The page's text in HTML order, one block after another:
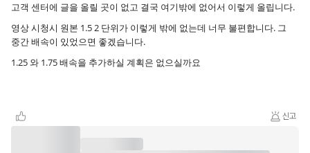
고객 센터에 글을 올릴 곳이 없고 결국 여기밖에 없어서 이렇게 올립니다.
영상 시청시 원본 1.5 2 단위가 이렇게 밖에 없는데 너무 불편합니다. 그
중간 배속이 있었으면 좋겠습니다.
1.25 와 1.75 배속을 추가하실 계획은 없으실까요
신고